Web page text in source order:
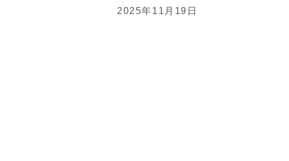
2025年11月19日